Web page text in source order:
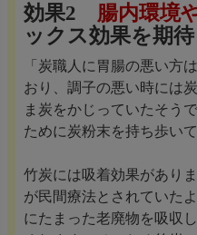
効果2 腸内環境
ックス効果を期待
「炭職人に胃腸の悪い方
おり、調子の悪い時には
ま炭をかじっていたそう
ために炭粉末を持ち歩い
竹炭には吸着効果があり
が民間療法とされていた
にたまった老廃物を吸収